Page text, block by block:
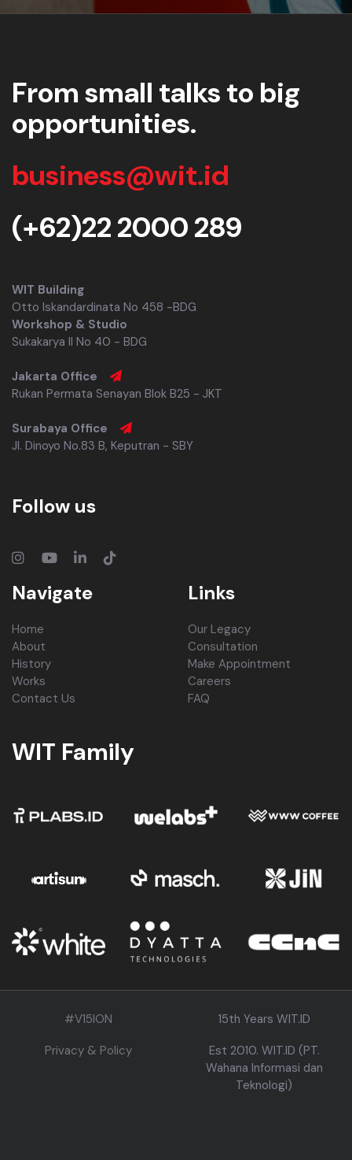
From small talks to big
opportunities.
business@wit.id
(+62)22 2000 289
WIT Building
Otto Iskandardinata No 458 -BDG
Workshop & Studio
Sukakarya II No 40 - BDG
Jakarta Office
Rukan Permata Senayan Blok B25 - JKT
Surabaya Office
Jl. Dinoyo No.83 B, Keputran - SBY
Follow us
Navigate
Home
About
History
Works
Contact Us
Links
Our Legacy
Consultation
Make Appointment
Careers
FAQ
WIT Family
#V15ION
15th Years WIT.ID
Privacy & Policy
Est 2010. WIT.ID (PT.
Wahana Informasi dan
Teknologi)